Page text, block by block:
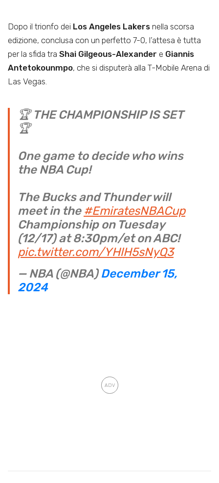
Dopo il trionfo dei Los Angeles Lakers nella scorsa
edizione, conclusa con un perfetto 7-0, l’attesa è tutta
per la sfida tra Shai Gilgeous-Alexander e Giannis
Antetokounmpo, che si disputerà alla T-Mobile Arena di
Las Vegas.
🏆 THE CHAMPIONSHIP IS SET
🏆
One game to decide who wins
the NBA Cup!
The Bucks and Thunder will
meet in the #EmiratesNBACup
Championship on Tuesday
(12/17) at 8:30pm/et on ABC!
pic.twitter.com/YHlH5sNyQ3
— NBA (@NBA)December 15,
2024